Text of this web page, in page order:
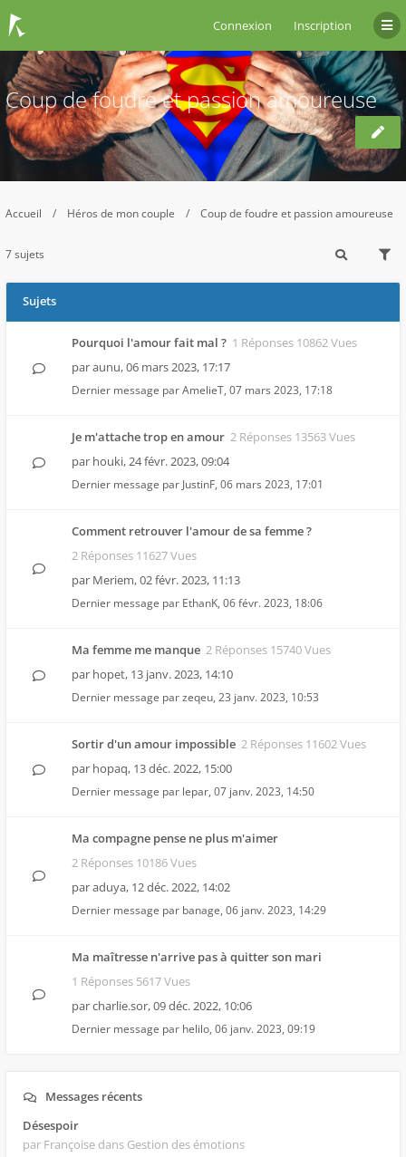
Connexion Inscription
Coup de foudre et passion amoureuse
Accueil Héros de mon couple Coup de foudre et passion amoureuse
7 sujets
Sujets
Pourquoi l'amour fait mal ? 1 Réponses 10862 Vues
paraunu,06 mars 2023, 17:17
Dernier message parAmelieT, 07 mars 2023, 17:18
Je m'attache trop en amour 2 Réponses 13563 Vues
par houki,24 févr. 2023, 09:04
Dernier message par JustinF, 06 mars 2023, 17:01
Comment retrouver l'amour de sa femme ?
2 Réponses 11627 Vues
par Meriem,02 févr. 2023, 11:13
Dernier message par EthanK, 06 févr. 2023, 18:06
Ma femme me manque 2 Réponses 15740 Vues
par hopet, 13 janv. 2023, 14:10
Dernier message parzeqeu, 23 janv. 2023, 10:53
Sortir d'un amour impossible 2 Réponses 11602 Vues
par hopaq, 13 déc. 2022, 15:00
Dernier message par lepar, 07 janv. 2023, 14:50
Ma compagne pense ne plus m'aimer
2 Réponses 10186 Vues
paraduya, 12 déc. 2022, 14:02
Dernier message par banage, 06 janv. 2023, 14:29
Ma maîtresse n'arrive pas à quitter son mari
1 Réponses 5617 Vues
parcharlie.sor,09 déc. 2022, 10:06
Dernier message par helilo, 06 janv. 2023, 09:19
Messages récents
Désespoir
par Françoise dans Gestion des émotions